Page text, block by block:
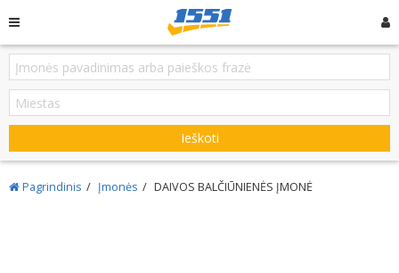
Ieškoti
Pagrindinis Įmonės DAIVOS BALČIŪNIENĖS ĮMONĖ